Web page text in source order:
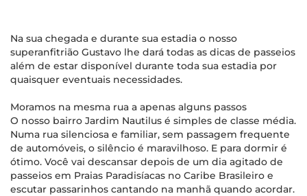
Na sua chegada e durante sua estadia o nosso
superanfitrião Gustavo lhe dará todas as dicas de passeios
além de estar disponível durante toda sua estadia por
quaisquer eventuais necessidades.
Moramos na mesma rua a apenas alguns passos
O nosso bairro Jardim Nautilus é simples de classe média.
Numa rua silenciosa e familiar, sem passagem frequente
de automóveis, o silêncio é maravilhoso. E para dormir é
ótimo. Você vai descansar depois de um dia agitado de
passeios em Praias Paradisíacas no Caribe Brasileiro e
escutar passarinhos cantando na manhã quando acordar.